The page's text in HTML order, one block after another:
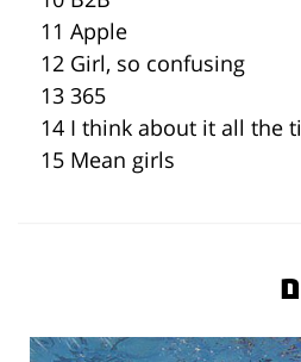
11 Apple
12 Girl, so confusing
13 365
14 I think about it all the
15 Mean girls